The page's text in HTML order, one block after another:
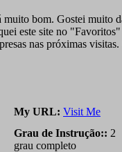
muito bom. Gostei muito
este site no
nas próximas
My URL: Visit Me
Grau de Instrução:: 2
grau completo